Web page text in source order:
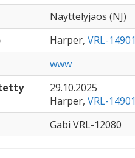
Näyttelyjaos (NJ)
Harper, VRL-14901
www
29.10.2025
Harper, VRL-14901
Gabi VRL-12080